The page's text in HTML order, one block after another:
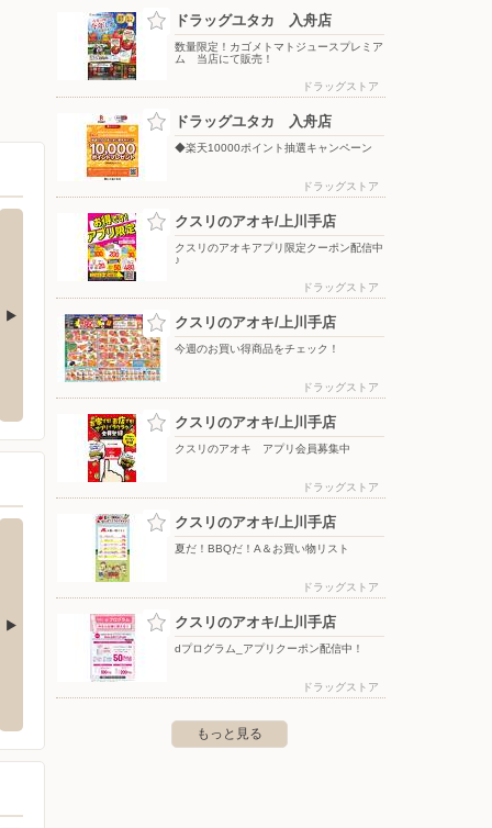
/岐阜鏡島店
荘1-1-3
エディオン/一宮本店
〒491-0862 愛知県一宮市緑5-6-10
1 〒491-0825 一宮市丹陽町外崎郷裏382-2
ドラッグユタカ 入舟店
数量限定！カゴメトマトジュースプレミア
ム 当店にて販売！
ドラッグストア
ドラッグユタカ 入舟店
◆楽天10000ポイント抽選キャンペーン
ドラッグストア
クスリのアオキ/上川手店
クスリのアオキアプリ限定クーポン配信中
♪
ドラッグストア
クスリのアオキ/上川手店
今週のお買い得商品をチェック！
ドラッグストア
クスリのアオキ/上川手店
クスリのアオキ アプリ会員募集中
ドラッグストア
クスリのアオキ/上川手店
夏だ！BBQだ！A＆お買い物リスト
ドラッグストア
クスリのアオキ/上川手店
dプログラム_アプリクーポン配信中！
ドラッグストア
もっと見る